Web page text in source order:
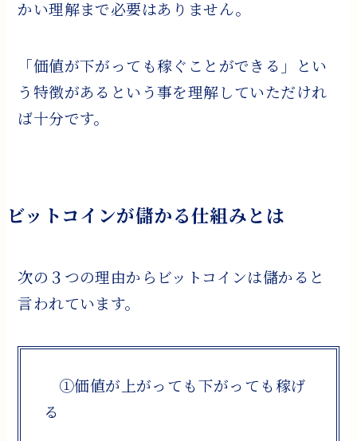
かい理解まで必要はありません。
「価値が下がっても稼ぐことができる」とい
う特徴があるという事を理解していただけれ
ば十分です。
ビットコインが儲かる仕組みとは
次の３つの理由からビットコインは儲かると
言われています。
①価値が上がっても下がっても稼げ
る